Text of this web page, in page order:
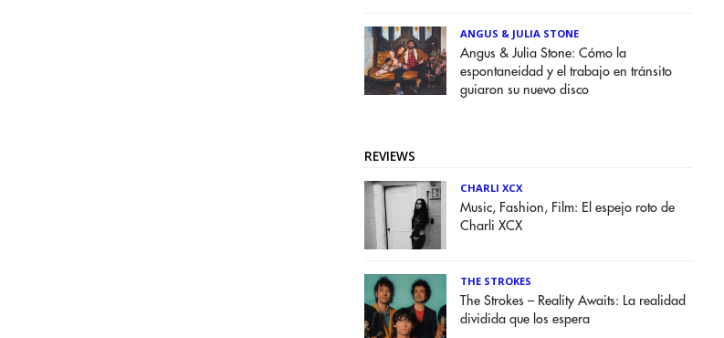
ANGUS & JULIA STONE
Angus & Julia Stone: Cómo la
espontaneidad y el trabajo en tránsito
guiaron su nuevo disco
REVIEWS
CHARLI XCX
Music, Fashion, Film: El espejo roto de
Charli XCX
THE STROKES
The Strokes – Reality Awaits: La realidad
dividida que los espera